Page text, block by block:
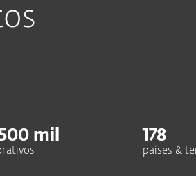
mil 178
países &